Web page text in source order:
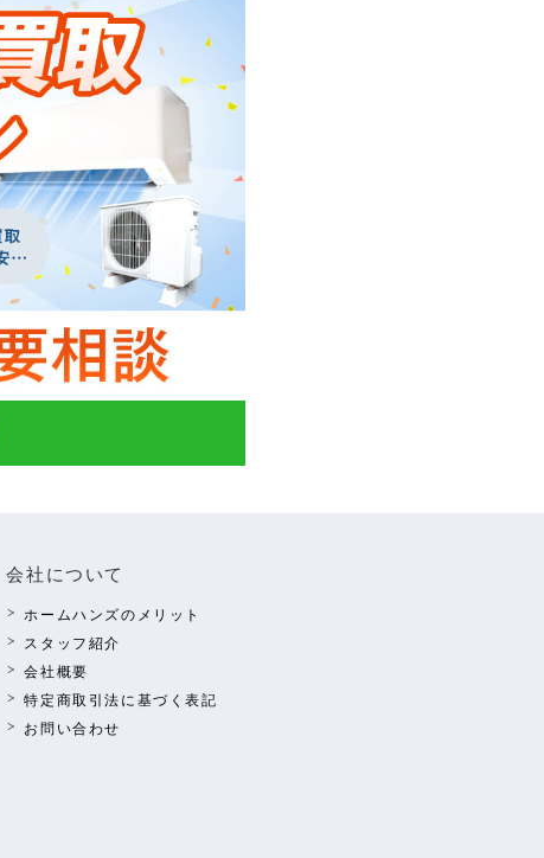
会社について
ホームハンズのメリット
スタッフ紹介
会社概要
特定商取引法に基づく表記
お問い合わせ